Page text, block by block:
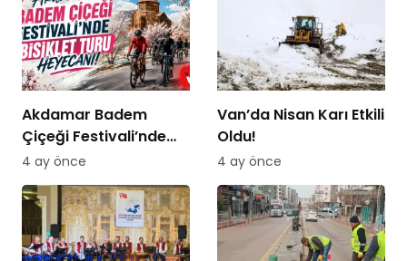
Akdamar Badem
Çiçeği Festivali’nde
Bisiklet Turu Heyecanı
4 ay önce
Van’da Nisan Karı Etkili
Oldu!
4 ay önce